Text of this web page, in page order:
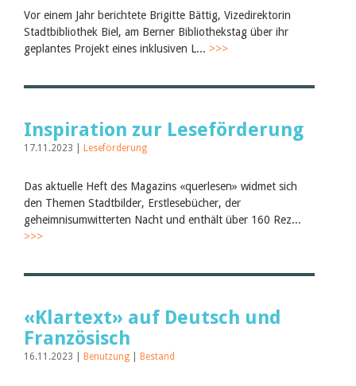
Vor einem Jahr berichtete Brigitte Bättig, Vizedirektorin
Stadtbibliothek Biel, am Berner Bibliothekstag über ihr
geplantes Projekt eines inklusiven L... >>>
Inspiration zur Leseförderung
17.11.2023 | Leseförderung
Das aktuelle Heft des Magazins «querlesen» widmet sich
den Themen Stadtbilder, Erstlesebücher, der
geheimnisumwitterten Nacht und enthält über 160 Rez...
>>>
«Klartext» auf Deutsch und
Französisch
16.11.2023 | Benutzung Bestand